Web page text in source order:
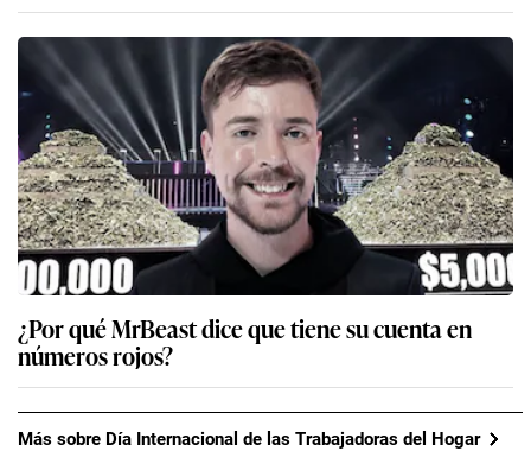
¿Por qué MrBeast dice que tiene su cuenta en
números rojos?
Más sobre Día Internacional de las Trabajadoras del Hogar